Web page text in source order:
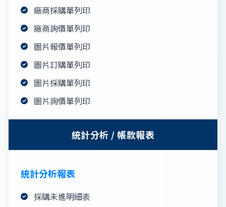
廠商採購單列印
廠商詢價單列印
圖片報價單列印
圖片訂購單列印
圖片採購單列印
圖片詢價單列印
統計分析 / 帳款報表
統計分析報表
採購未進明細表